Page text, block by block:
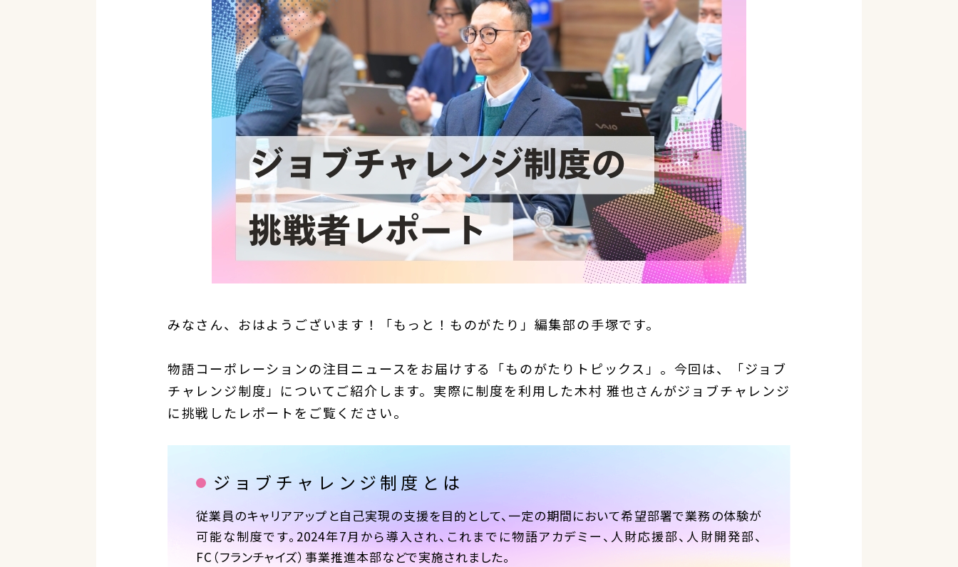
みなさん、おはようございます！「もっと！ものがたり」編集部の手塚です。
物語コーポレーションの注目ニュースをお届けする「ものがたりトピックス」。今回は、「ジョブ
チャレンジ制度」についてご紹介します。実際に制度を利用した木村 雅也さんがジョブチャレンジ
に挑戦したレポートをご覧ください。
ジョブチャレンジ制度とは
従業員のキャリアアップと自己実現の支援を目的として、一定の期間において希望部署で業務の体験が
可能な制度です。2024年7月から導入され、これまでに物語アカデミー、人財応援部、人財開発部、
FC（フランチャイズ）事業推進本部などで実施されました。